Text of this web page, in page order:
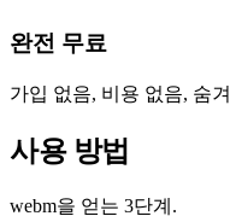
완전 무료
가입 없음, 비용 없음, 숨
사용 방법
webm을 얻는 3단계.